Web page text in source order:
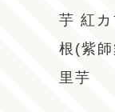
芋 紅カ
根(紫
里芋